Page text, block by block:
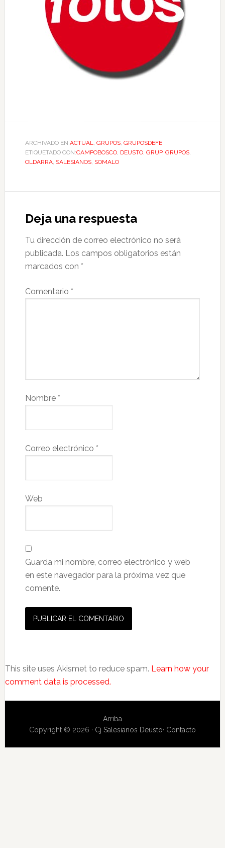
ARCHIVADO EN:ACTUAL, GRUPOS, GRUPOSDEFE
ETIQUETADO CON:CAMPOBOSCO, DEUSTO, GRUP, GRUPOS,
OLDARRA, SALESIANOS, SOMALO
Deja una respuesta
Tu dirección de correo electrónico no será
publicada. Los campos obligatorios están
marcados con *
Comentario *
Nombre *
Correo electrónico *
Web
Guarda mi nombre, correo electrónico y web
en este navegador para la próxima vez que
comente.
This site uses Akismet to reduce spam. Learn how your
comment data is processed.
Arriba
Copyright © 2026 · Cj Salesianos Deusto· Contacto